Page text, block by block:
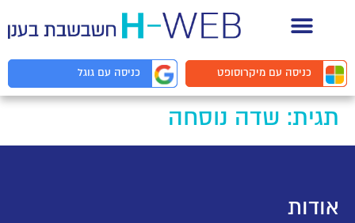
כניסה עםמיקרוסופט כניסה עם גוגל
תגית: שדה נוסחה
אודות